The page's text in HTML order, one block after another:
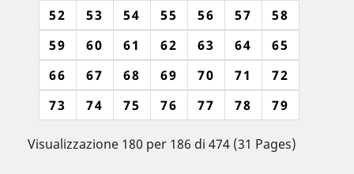
52
53 54 55 56 57
58
59
60 61 62 63 64
65
66
67 68 69 70 71
72
73
74 75 76 77 78 79
Visualizzazione 180 per 186 di 474 (31 Pages)